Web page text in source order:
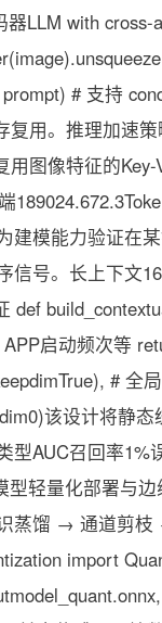
LLM with
# 支持
用。推理加速
用图像特征的
建模能力验证在
号。长上下文
启动频次等
# 全
该设计将静
AUC召回率
型轻量化部署与
蒸馏 → 通道剪
import